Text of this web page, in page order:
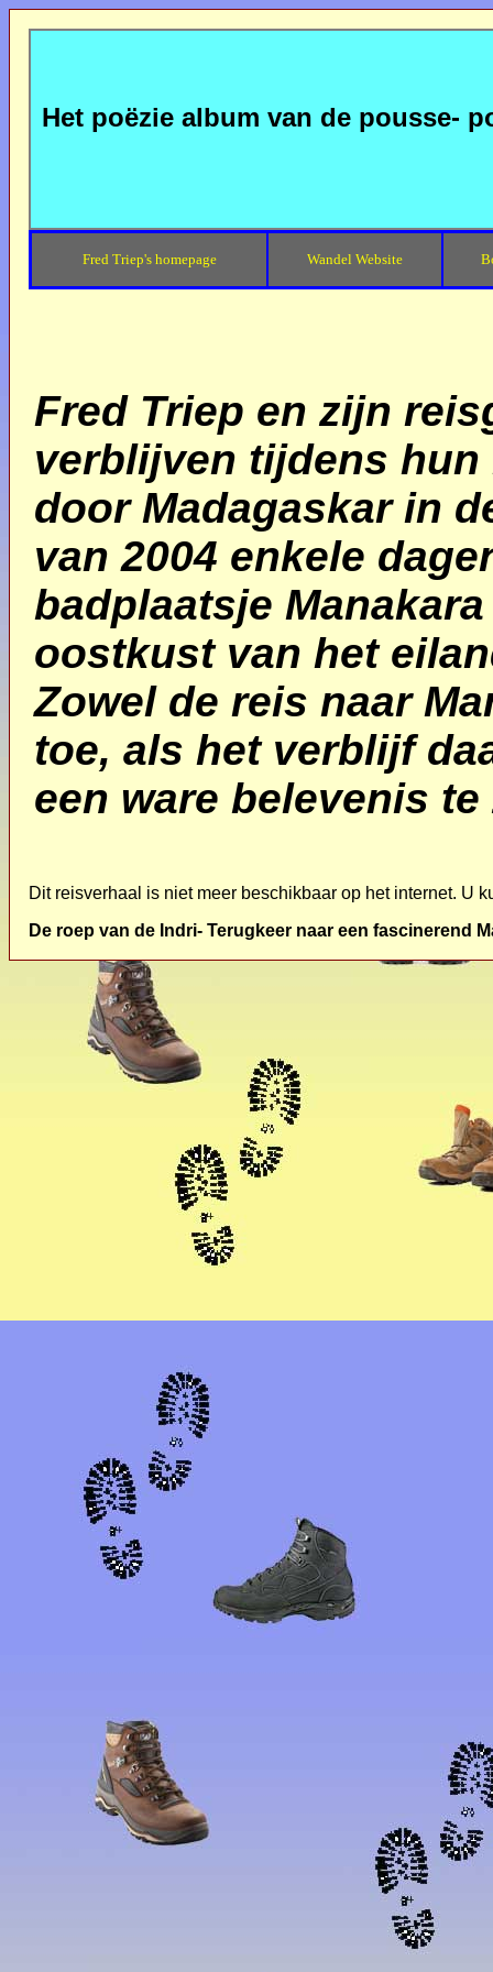
Het poëzie album van de pousse-
Fred Triep's homepage Wandel Website
Fred Triep en zijn
verblijven tijdens hun
door Madagaskar in
van 2004 enkele
badplaatsje
oostkust van het
Zowel de reis naar
toe, als het verblijf
een ware belevenis te
Dit reisverhaal is niet meer beschikbaar op het internet. U
De roep van de Indri- Terugkeer naar een fascinerend